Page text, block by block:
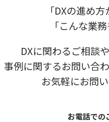
「DXの進め
「こんな業
DXに関わるご相談
事例に関するお問い合
お気軽にお問
お電話での